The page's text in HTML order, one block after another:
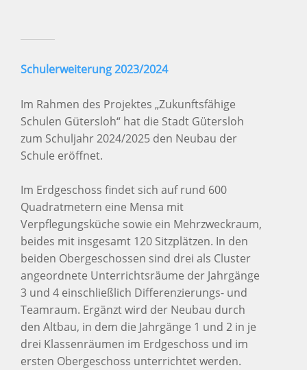
Schulerweiterung 2023/2024
Im Rahmen des Projektes „Zukunftsfähige
Schulen Gütersloh“ hat die Stadt Gütersloh
zum Schuljahr 2024/2025 den Neubau der
Schule eröffnet.
Im Erdgeschoss findet sich auf rund 600
Quadratmetern eine Mensa mit
Verpflegungsküche sowie ein Mehrzweckraum,
beides mit insgesamt 120 Sitzplätzen. In den
beiden Obergeschossen sind drei als Cluster
angeordnete Unterrichtsräume der Jahrgänge
3 und 4 einschließlich Differenzierungs- und
Teamraum. Ergänzt wird der Neubau durch
den Altbau, in dem die Jahrgänge 1 und 2 in je
drei Klassenräumen im Erdgeschoss und im
ersten Obergeschoss unterrichtet werden.